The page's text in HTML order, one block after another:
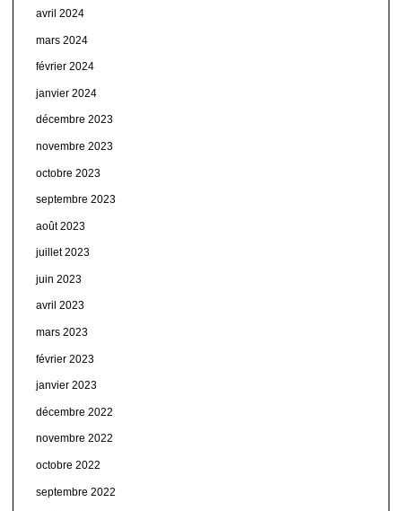
avril 2024
mars 2024
février 2024
janvier 2024
décembre 2023
novembre 2023
octobre 2023
septembre 2023
août 2023
juillet 2023
juin 2023
avril 2023
mars 2023
février 2023
janvier 2023
décembre 2022
novembre 2022
octobre 2022
septembre 2022